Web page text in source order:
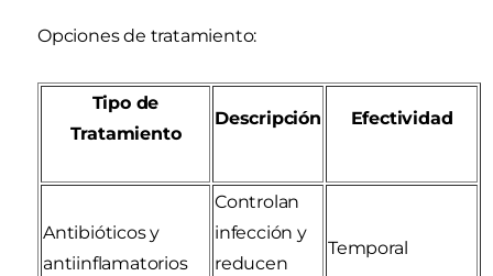
Opciones de tratamiento:
Tipo de
Tratamiento
Descripción Efectividad
Antibióticos y
antiinflamatorios
Controlan
infección y
reducen
Temporal